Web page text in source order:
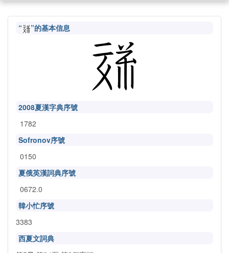
“ ”的基本信息
2008夏漢字典序號
1782
Sofronov序號
0150
夏俄英漢詞典序號
0672.0
韓小忙序號
3383
西夏文詞典